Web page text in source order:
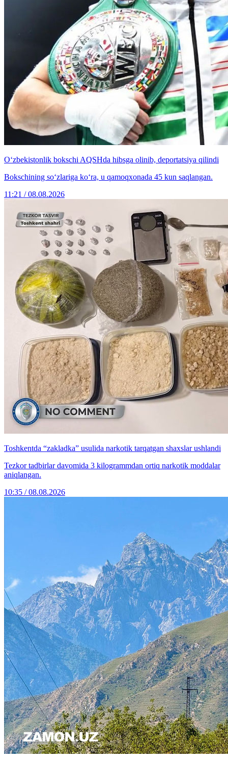
O‘zbekistonlik bokschi AQSHda hibsga olinib, deportatsiya qilindi
Bokschining so‘zlariga ko‘ra, u qamoqxonada 45 kun saqlangan.
11:21 / 08.08.2026
Toshkentda “zakladka” usulida narkotik tarqatgan shaxslar ushlandi
Tezkor tadbirlar davomida 3 kilogrammdan ortiq narkotik moddalar
aniqlangan.
10:35 / 08.08.2026